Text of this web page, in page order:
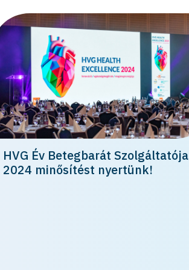
HVG Év Betegbarát Szolgáltatója
2024 minősítést nyertünk!